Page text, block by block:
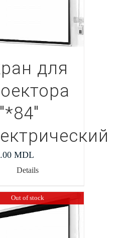
для
MDL
Details
Out of stock